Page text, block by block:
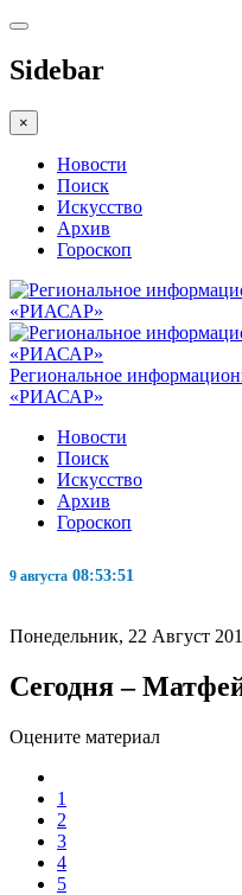
Sidebar
×
Новости
Поиск
Искусство
Архив
Гороскоп
Региональное
«РИАСАР»
Новости
Поиск
Искусство
Архив
Гороскоп
9 августа 08:53:52
Понедельник, 22 Август
Сегодня –
Оцените материал
1
2
3
4
5